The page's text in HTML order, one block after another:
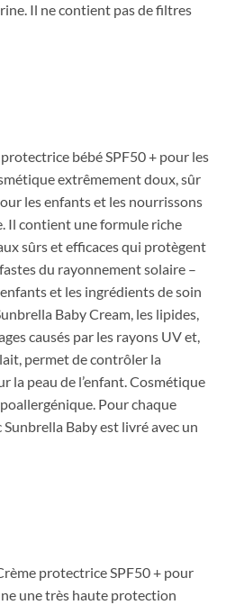
Il ne contient pas de filtres
bébé SPF50 + pour les
extrêmement doux, sûr
les enfants et les nourrissons
Il contient une formule riche
sûrs et efficaces qui protègent
du rayonnement solaire –
et les ingrédients de soin
Baby Cream, les lipides,
causés par les rayons UV et,
permet de contrôler la
la peau de l’enfant. Cosmétique
Pour chaque
Baby est livré avec un
protectrice SPF50 + pour
une très haute protection